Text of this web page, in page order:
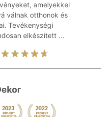
amelyekkel
válnak otthonok és
Tevékenységi
elkészített ...